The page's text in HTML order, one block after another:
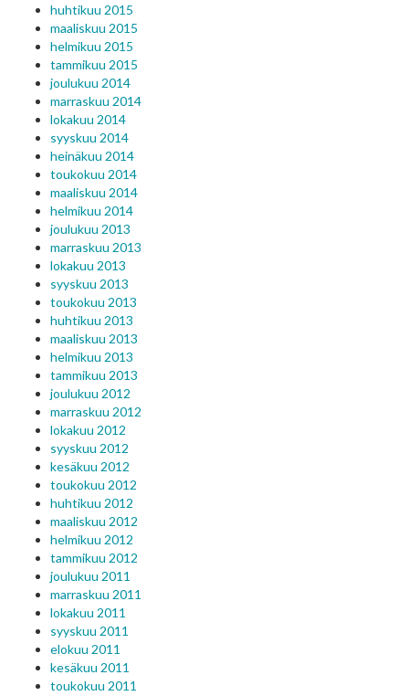
huhtikuu 2015
maaliskuu 2015
helmikuu 2015
tammikuu 2015
joulukuu 2014
marraskuu 2014
lokakuu 2014
syyskuu 2014
heinäkuu 2014
toukokuu 2014
maaliskuu 2014
helmikuu 2014
joulukuu 2013
marraskuu 2013
lokakuu 2013
syyskuu 2013
toukokuu 2013
huhtikuu 2013
maaliskuu 2013
helmikuu 2013
tammikuu 2013
joulukuu 2012
marraskuu 2012
lokakuu 2012
syyskuu 2012
kesäkuu 2012
toukokuu 2012
huhtikuu 2012
maaliskuu 2012
helmikuu 2012
tammikuu 2012
joulukuu 2011
marraskuu 2011
lokakuu 2011
syyskuu 2011
elokuu 2011
kesäkuu 2011
toukokuu 2011